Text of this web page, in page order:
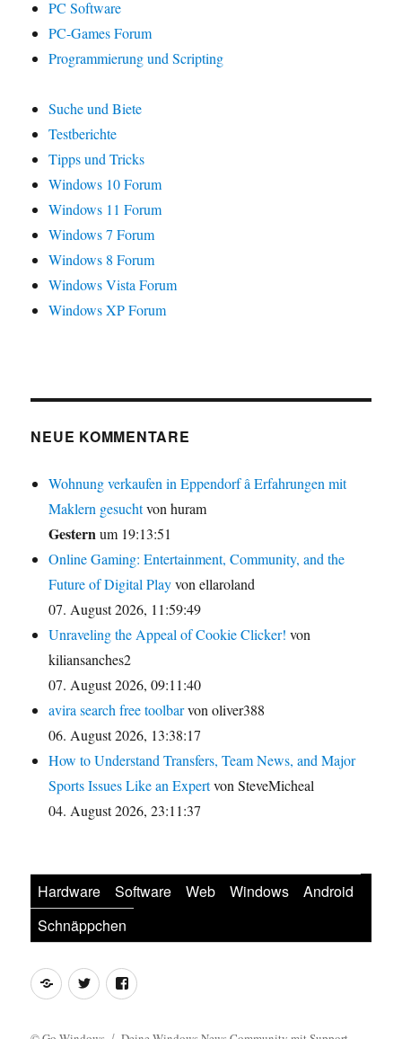
PC Software
PC-Games Forum
Programmierung und Scripting
Suche und Biete
Testberichte
Tipps und Tricks
Windows 10 Forum
Windows 11 Forum
Windows 7 Forum
Windows 8 Forum
Windows Vista Forum
Windows XP Forum
NEUE KOMMENTARE
Wohnung verkaufen in Eppendorf â Erfahrungen mit
Maklern gesuchtvon huram
Gesternum 19:13:51
Online Gaming: Entertainment, Community, and the
Future of Digital Playvon ellaroland
07. August 2026, 11:59:49
Unraveling the Appeal of Cookie Clicker! von
kiliansanches2
07. August 2026, 09:11:40
avira search free toolbarvon oliver388
06. August 2026, 13:38:17
How to Understand Transfers, Team News, and Major
Sports Issues Like an Expertvon SteveMicheal
04. August 2026, 23:11:37
Hardware Software Web Windows
Android
Schnäppchen
Feed TwitterFacebook